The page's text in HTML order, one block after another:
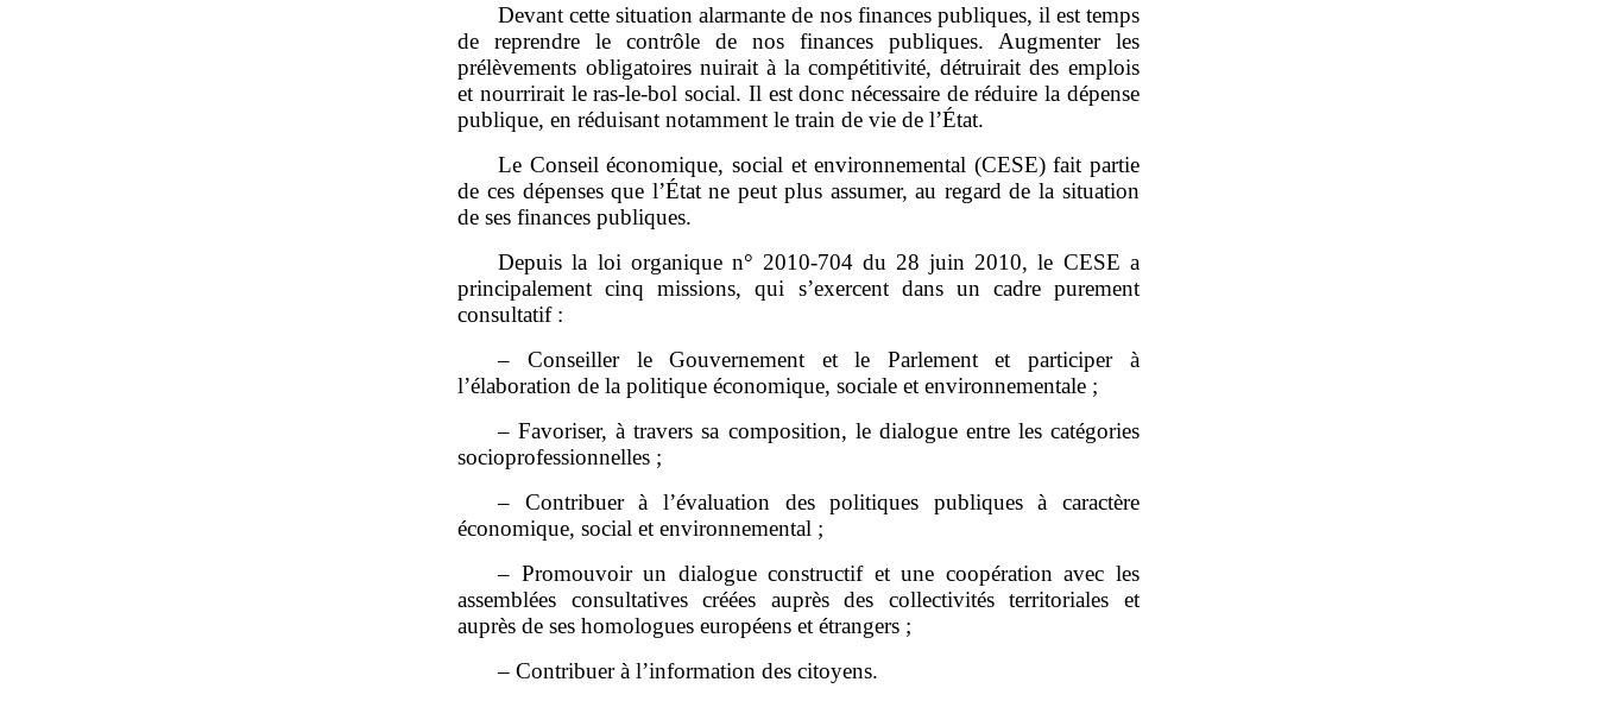
Devant cette situation alarmante de nos finances publiques, il est temps
de reprendre le contrôle de nos finances publiques. Augmenter les
prélèvements obligatoires nuirait à la compétitivité, détruirait des emplois
et nourrirait le ras‑le‑bol social. Il est donc nécessaire de réduire la dépense
publique, en réduisant notamment le train de vie de l’État.
Le Conseil économique, social et environnemental (CESE) fait partie
de ces dépenses que l’État ne peut plus assumer, au regard de la situation
de ses finances publiques.
Depuis la loi organique n° 2010‑704 du 28 juin 2010, le CESE a
principalement cinq missions, qui s’exercent dans un cadre purement
consultatif :
– Conseiller le Gouvernement et le Parlement et participer à
l’élaboration de la politique économique, sociale et environnementale ;
– Favoriser, à travers sa composition, le dialogue entre les catégories
socioprofessionnelles ;
– Contribuer à l’évaluation des politiques publiques à caractère
économique, social et environnemental ;
– Promouvoir un dialogue constructif et une coopération avec les
assemblées consultatives créées auprès des collectivités territoriales et
auprès de ses homologues européens et étrangers ;
– Contribuer à l’information des citoyens.